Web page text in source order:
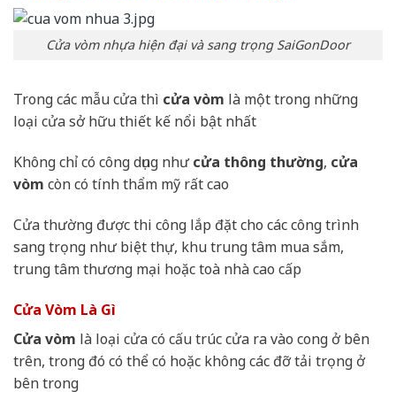
Cửa vòm nhựa hiện đại và sang trọng SaiGonDoor
Trong các mẫu cửa thì cửa vòm là một trong những
loại cửa sở hữu thiết kế nổi bật nhất
Không chỉ có công dụng nhưcửa thông thường, cửa
vòm còn có tính thẩm mỹ rất cao
Cửa thường được thi công lắp đặt cho các công trình
sang trọng như biệt thự, khu trung tâm mua sắm,
trung tâm thương mại hoặc toà nhà cao cấp
Cửa Vòm Là Gì
Cửa vòm là loại cửa có cấu trúc cửa ra vào cong ở bên
trên, trong đó có thể có hoặc không các đỡ tải trọng ở
bên trong